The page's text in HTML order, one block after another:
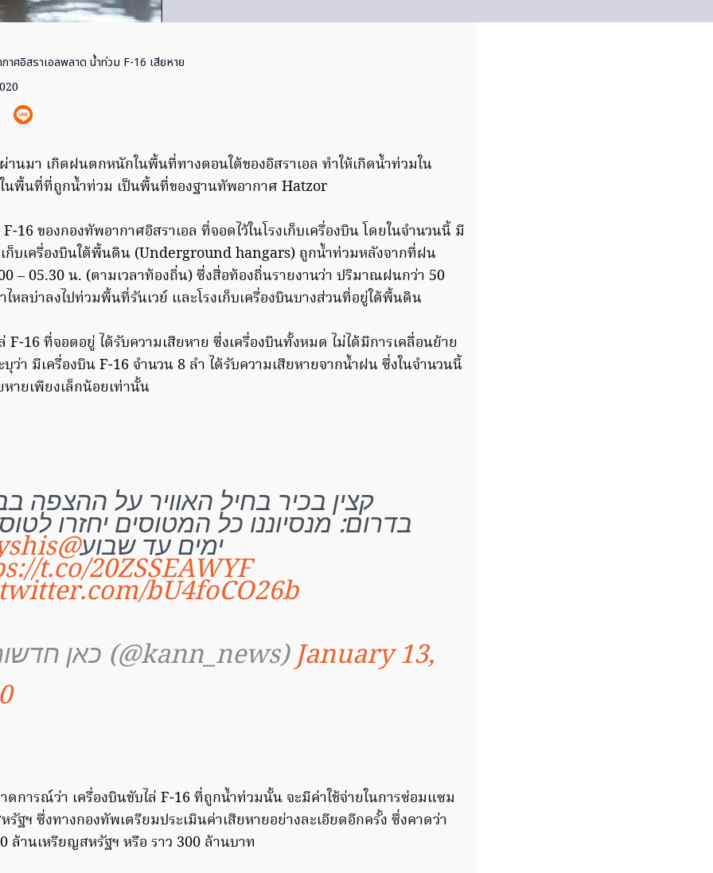
าศอิสราเอลพลาด น้ำท่วม F-16 เสียหาย
นมา เกิดฝนตกหนักในพื้นที่ทางตอนใต้ของอิสราเอล ทำให้เกิดน้ำท่วมใน
นพื้นที่ที่ถูกน้ำท่วม เป็นพื้นที่ของฐานทัพอากาศ Hatzor
16 ของกองทัพอากาศอิสราเอล ที่จอดไว้ในโรงเก็บเครื่องบิน โดยในจำนวนนี้ มี
เก็บเครื่องบินใต้พื้นดิน (Underground hangars) ถูกน้ำท่วมหลังจากที่ฝน
– 05.30 น. (ตามเวลาท้องถิ่น) ซึ่งสื่อท้องถิ่นรายงานว่า ปริมาณฝนกว่า 50
ไหลบ่าลงไปท่วมพื้นที่รันเวย์ และโรงเก็บเครื่องบินบางส่วนที่อยู่ใต้พื้นดิน
F-16 ที่จอดอยู่ ได้รับความเสียหาย ซึ่งเครื่องบินทั้งหมด ไม่ได้มีการเคลื่อนย้าย
บุว่า มีเครื่องบิน F-16 จำนวน 8 ลำ ได้รับความเสียหายจากน้ำฝน ซึ่งในจำนวนนี้
หายเพียงเล็กน้อยเท่านั้น
קצין בכיר בחיל האוויר על ההצפה
בדרום: מנסיוננו כל המטוסים יחזרו
ימים עד שבוע@moyshis
t.co/20ZSSEAWYF
bU4foCO26b
— כאן חדשות (@kann_news)January 13,
ดการณ์ว่า เครื่องบินขับไล่ F-16 ที่ถูกน้ำท่วมนั้น จะมีค่าใช้จ่ายในการซ่อมแซม
ฐฯ ซึ่งทางกองทัพเตรียมประเมินค่าเสียหายอย่างละเอียดอีกครั้ง ซึ่งคาดว่า
ล้านเหรียญสหรัฐฯ หรือ ราว 300 ล้านบาท